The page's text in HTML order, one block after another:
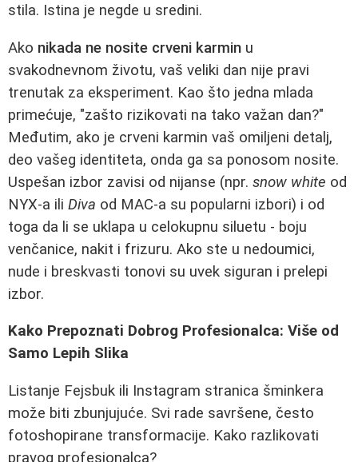
stila. Istina je negde u sredini.
Ako nikada ne nosite crveni karmin u
svakodnevnom životu, vaš veliki dan nije pravi
trenutak za eksperiment. Kao što jedna mlada
primećuje, "zašto rizikovati na tako važan dan?"
Međutim, ako je crveni karmin vaš omiljeni detalj,
deo vašeg identiteta, onda ga sa ponosom nosite.
Uspešan izbor zavisi od nijanse (npr. snow white od
NYX-a ili Diva od MAC-a su popularni izbori) i od
toga da li se uklapa u celokupnu siluetu - boju
venčanice, nakit i frizuru. Ako ste u nedoumici,
nude i breskvasti tonovi su uvek siguran i prelepi
izbor.
Kako Prepoznati Dobrog Profesionalca: Više od
Samo Lepih Slika
Listanje Fejsbuk ili Instagram stranica šminkera
može biti zbunjujuće. Svi rade savršene, često
fotoshopirane transformacije. Kako razlikovati
pravog profesionalca?